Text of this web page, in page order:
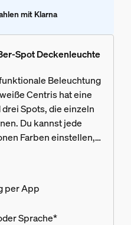
mit Klarna
Spot Deckenleuchte
Beleuchtung
Centris hat eine
Spots, die einzeln
Du kannst jede
Farben einstellen,
Effekt zu
per App
Sprache*